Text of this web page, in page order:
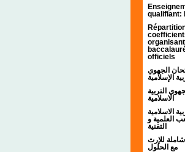
qualifiant:
officiels
الجهوي
التربية
الاسلامية
الاسلامية
العلمية و
التقنية
للإرث
مع الحلول